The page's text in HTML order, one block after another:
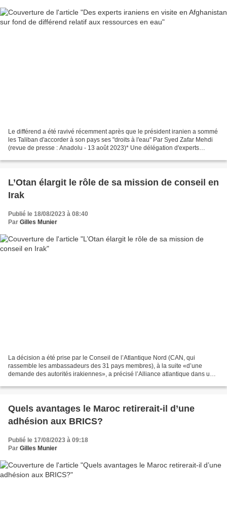
Le différend a été ravivé récemment après que le président iranien a sommé
les Taliban d'accorder à son pays ses "droits à l'eau" Par Syed Zafar Mehdi
(revue de presse : Anadolu - 13 août 2023)* Une délégation d'experts
L’Otan élargit le rôle de sa mission de conseil en
Irak
Publié le 18/08/2023 à 08:40
Par Gilles Munier
La décision a été prise par le Conseil de l’Atlantique Nord (CAN, qui
rassemble les ambassadeurs des 31 pays membres), à la suite «d’une
demande des autorités irakiennes», a précisé l’Alliance atlantique dans un
Quels avantages le Maroc retirerait-il d’une
adhésion aux BRICS?
Publié le 17/08/2023 à 09:18
Par Gilles Munier